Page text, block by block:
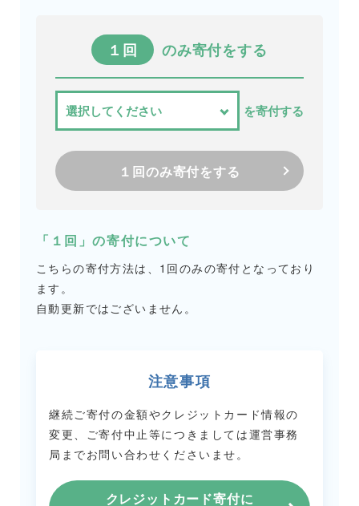
１回 のみ寄付をする
を寄付する
１回のみ寄付をする
「１回」の寄付について
こちらの寄付方法は、1回のみの寄付となっており
ます。
自動更新ではございません。
注意事項
継続ご寄付の金額やクレジットカード情報の
変更、ご寄付中止等につきましては運営事務
局までお問い合わせくださいませ。
クレジットカード寄付に